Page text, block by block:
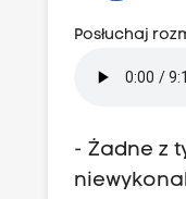
Posłuchaj
- Żadne z